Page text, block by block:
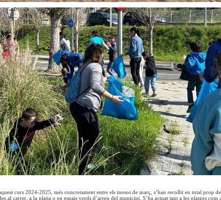
curs 2024-2025, més concretament entre els mesos de març, s’han recollit en total prop
al carrer, a la platja o en espais verds d’arreu del municipi. S’ha actuat tant a les platges com